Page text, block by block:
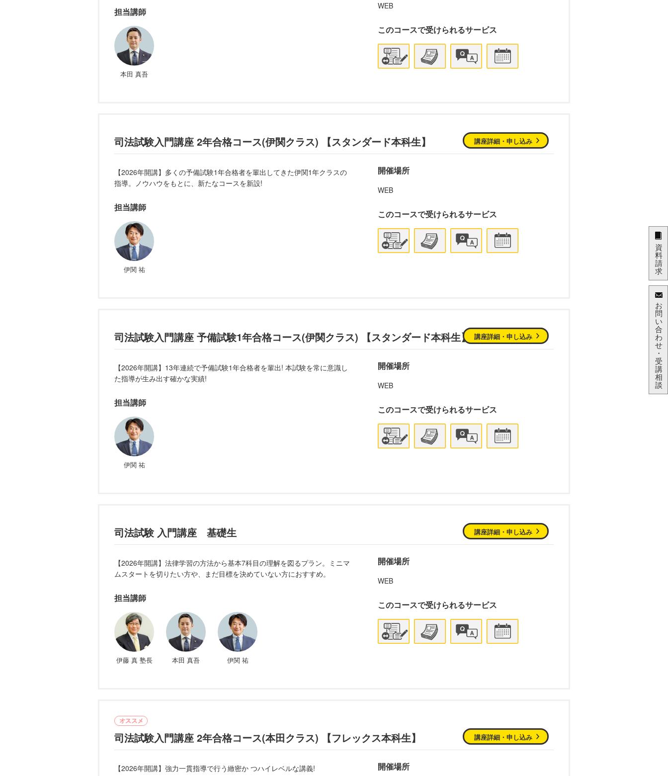
担当講師
本田 真吾
WEB
このコースで受けられるサービス
司法試験入門講座 2年合格コース(伊関クラス) 【スタンダード本科生】 講座詳細・申し込み
【2026年開講】多くの予備試験1年合格者を輩出してきた伊関1年クラスの
指導。ノウハウをもとに、新たなコースを新設!
担当講師
伊関 祐
開催場所
WEB
このコースで受けられるサービス
司法試験入門講座 予備試験1年合格コース(伊関クラス) 【スタンダード本科生】 講座詳細・申し込み
【2026年開講】13年連続で予備試験1年合格者を輩出! 本試験を常に意識し
た指導が生み出す確かな実績!
担当講師
伊関 祐
開催場所
WEB
このコースで受けられるサービス
司法試験 入門講座 基礎生 講座詳細・申し込み
【2026年開講】法律学習の方法から基本7科目の理解を図るプラン。ミニマ
ムスタートを切りたい方や、まだ目標を決めていない方におすすめ。
担当講師
伊藤 真 塾長 本田 真吾 伊関 祐
開催場所
WEB
このコースで受けられるサービス
司法試験入門講座 2年合格コース(本田クラス) 【フレックス本科生】 講座詳細・申し込み
【2026年開講】強力一貫指導で行う緻密か つハイレベルな講義! 開催場所
資
料
請
求
お
問
い
合
わ
せ
・
受
講
相
談